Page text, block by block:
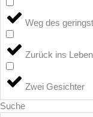
Weg des
Zurück ins Leben
Zwei Gesichter
Suche